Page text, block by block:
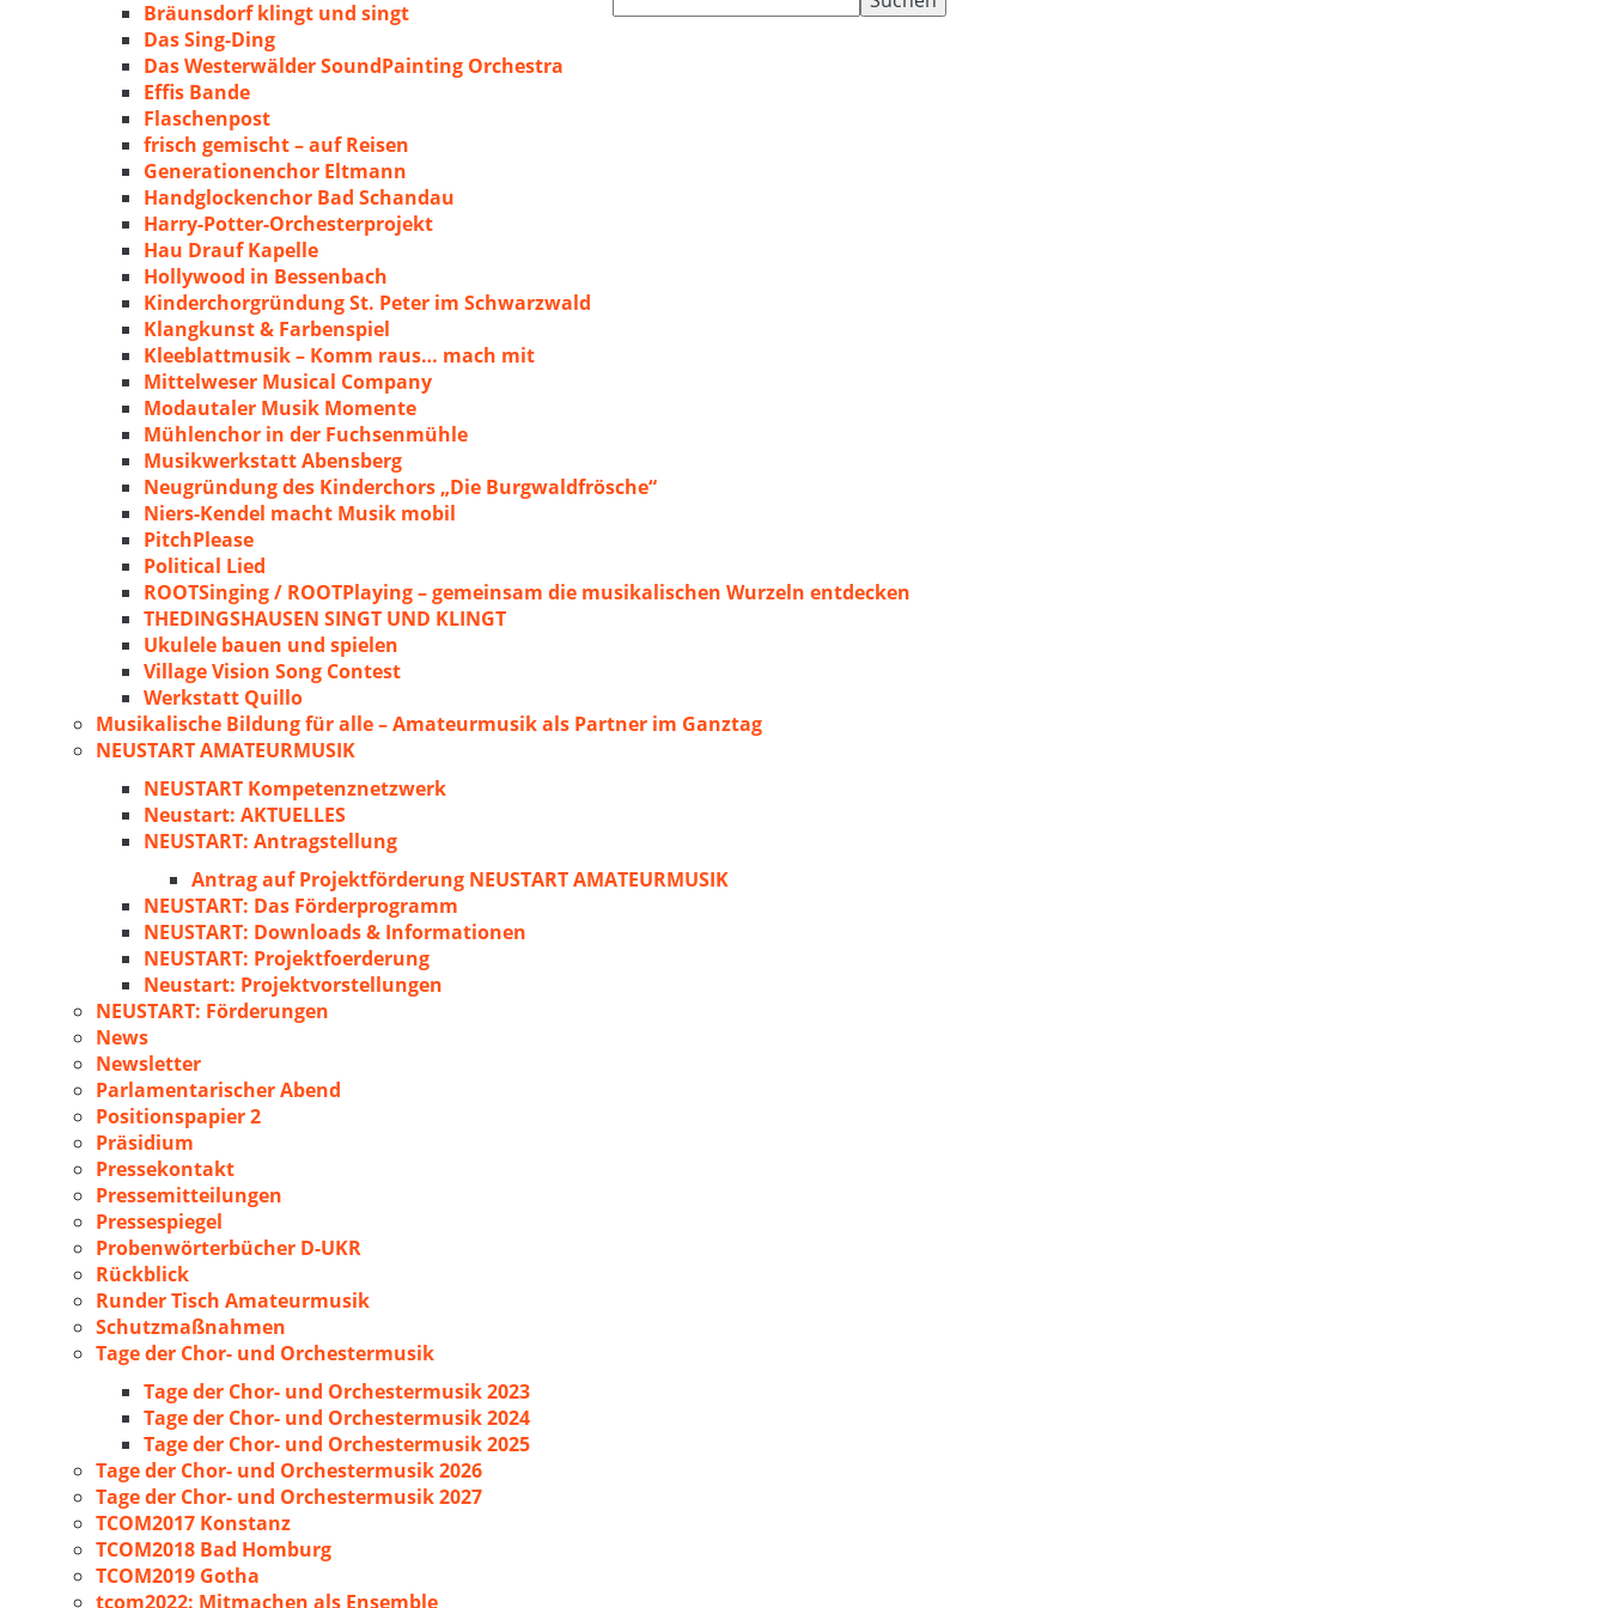
nach:
Bräunsdorf klingt und singt
Das Sing-Ding
Das Westerwälder SoundPainting Orchestra
Effis Bande
Flaschenpost
frisch gemischt – auf Reisen
Generationenchor Eltmann
Handglockenchor Bad Schandau
Harry-Potter-Orchesterprojekt
Hau Drauf Kapelle
Hollywood in Bessenbach
Kinderchorgründung St. Peter im Schwarzwald
Klangkunst & Farbenspiel
Kleeblattmusik – Komm raus… mach mit
Mittelweser Musical Company
Modautaler Musik Momente
Mühlenchor in der Fuchsenmühle
Musikwerkstatt Abensberg
Neugründung des Kinderchors „Die Burgwaldfrösche“
Niers-Kendel macht Musik mobil
PitchPlease
Political Lied
ROOTSinging / ROOTPlaying – gemeinsam die musikalischen Wurzeln entdecken
THEDINGSHAUSEN SINGT UND KLINGT
Ukulele bauen und spielen
Village Vision Song Contest
Werkstatt Quillo
Musikalische Bildung für alle – Amateurmusik als Partner im Ganztag
NEUSTART AMATEURMUSIK
NEUSTART Kompetenznetzwerk
Neustart: AKTUELLES
NEUSTART: Antragstellung
Antrag auf Projektförderung NEUSTART AMATEURMUSIK
NEUSTART: Das Förderprogramm
NEUSTART: Downloads & Informationen
NEUSTART: Projektfoerderung
Neustart: Projektvorstellungen
NEUSTART: Förderungen
News
Newsletter
Parlamentarischer Abend
Positionspapier 2
Präsidium
Pressekontakt
Pressemitteilungen
Pressespiegel
Probenwörterbücher D-UKR
Rückblick
Runder Tisch Amateurmusik
Schutzmaßnahmen
Tage der Chor- und Orchestermusik
Tage der Chor- und Orchestermusik 2023
Tage der Chor- und Orchestermusik 2024
Tage der Chor- und Orchestermusik 2025
Tage der Chor- und Orchestermusik 2026
Tage der Chor- und Orchestermusik 2027
TCOM2017 Konstanz
TCOM2018 Bad Homburg
TCOM2019 Gotha
tcom2022: Mitmachen als Ensemble